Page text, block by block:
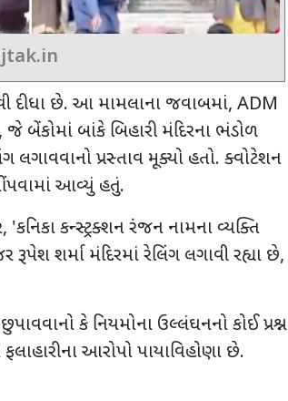
દીધા છે. આ મામલાના જવાબમાં, ADM
, જે બેંકોમાં બાંકે બિહારી મંદિરના ભંડોળ
લગાવવાનો પ્રસ્તાવ મૂક્યો હતો. ક્વોટેશન
આવ્યું હતું.
, 'કનિકા કન્સ્ટ્રક્શન રંજન નામના વ્યક્તિ
શર્મા મંદિરમાં રેલિંગ લગાવી રહ્યા છે,
કે નિયમોના ઉલ્લંઘનનો કોઈ પ્રશ્ન
ફલાહારીના આરોપો પાયાવિહોણા છે.